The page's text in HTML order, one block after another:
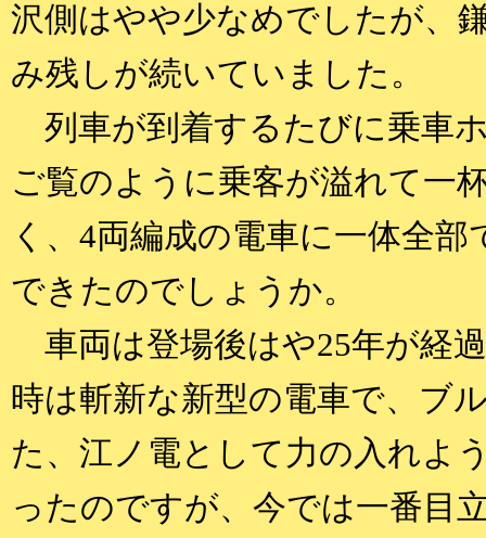
沢側はやや少なめでしたが、
み残しが続いていました。
列車が到着するたびに乗車
ご覧のように乗客が溢れて一
く、4両編成の電車に一体全
できたのでしょうか。
車両は登場後はや25年が経
時は斬新な新型の電車で、ブ
た、江ノ電として力の入れよ
ったのですが、今では一番目